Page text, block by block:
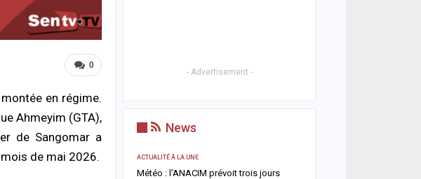
0
en régime.
Ahmeyim (GTA),
de Sangomar a
de mai 2026.
- Advertisement -
News
ACTUALITÉ À LA UNE
Météo : l’ANACIM prévoit trois jours